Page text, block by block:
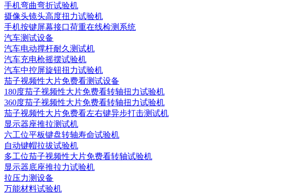
手机弯曲弯折试验机
摄像头镜头高度扭力试验机
手机按键屏幕接口荷重在线检测系统
汽车测试设备
汽车电动撑杆耐久测试机
汽车充电枪摇摆试验机
汽车中控屏旋钮扭力试验机
茄子视频性大片免费看测试设备
180度茄子视频性大片免费看转轴扭力试验机
360度茄子视频性大片免费看转轴扭力试验机
茄子视频性大片免费看左右键异步打击测试机
显示器座推拉测试机
六工位平板键盘转轴寿命试验机
自动键帽拉拔试验机
多工位茄子视频性大片免费看转轴试验机
显示器底座推拉力试验机
拉压力测设备
万能材料试验机